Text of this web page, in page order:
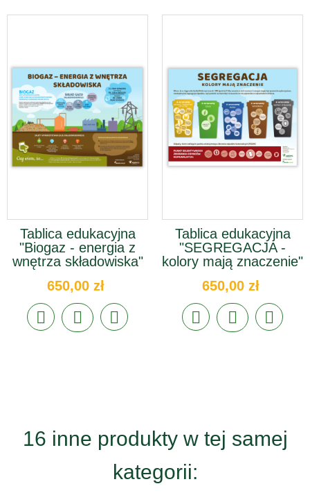
Tablica edukacyjna
"Biogaz - energia z
wnętrza składowiska"
650,00 zł
Tablica edukacyjna
"SEGREGACJA -
kolory mają znaczenie"
650,00 zł
16 inne produkty w tej samej
kategorii: